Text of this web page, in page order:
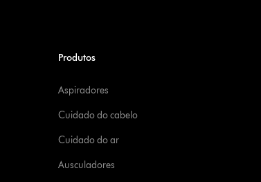
Produtos
Aspiradores
Cuidado do cabelo
Cuidado do ar
Ausculadores